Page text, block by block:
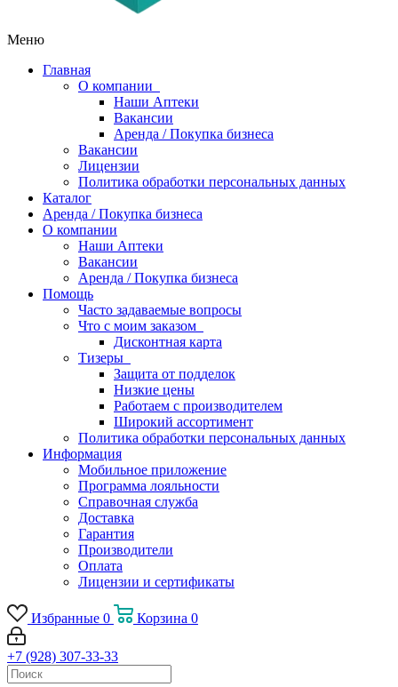
Меню
Главная
О компании
Наши Аптеки
Вакансии
Аренда / Покупка бизнеса
Вакансии
Лицензии
Политика обработки персональных данных
Каталог
Аренда / Покупка бизнеса
О компании
Наши Аптеки
Вакансии
Аренда / Покупка бизнеса
Помощь
Часто задаваемые вопросы
Что с моим заказом
Дисконтная карта
Тизеры
Защита от подделок
Низкие цены
Работаем с производителем
Широкий ассортимент
Политика обработки персональных данных
Информация
Мобильное приложение
Программа лояльности
Справочная служба
Доставка
Гарантия
Производители
Оплата
Лицензии и сертификаты
Избранные 0 Корзина 0
+7 (928) 307-33-33